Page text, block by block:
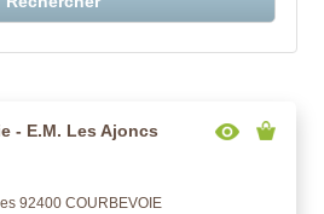
- E.M. Les Ajoncs
92400 COURBEVOIE